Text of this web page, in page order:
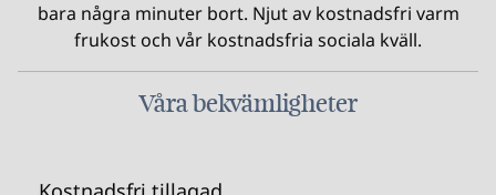
bara några minuter bort. Njut av kostnadsfri varm
frukost och vår kostnadsfria sociala kväll.
Våra bekvämligheter